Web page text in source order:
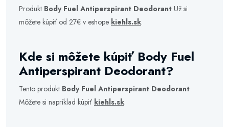
Produkt Body Fuel Antiperspirant Deodorant Už si
môžete kúpiť od 27€ v eshope kiehls.sk.
Kde si môžete kúpiť Body Fuel
Antiperspirant Deodorant?
Tento produkt Body Fuel Antiperspirant Deodorant
Môžete si napríklad kúpiť kiehls.sk.